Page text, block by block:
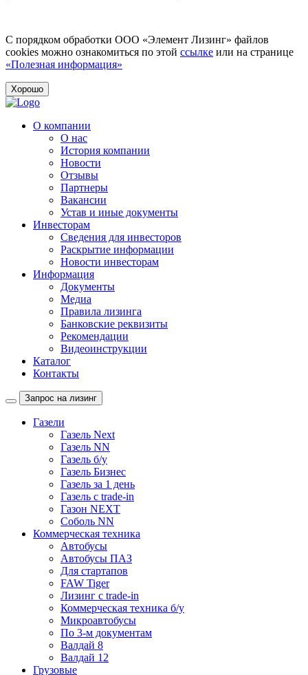
С порядком обработки ООО «Элемент Лизинг» файлов
cookies можно ознакомиться по этой ссылке или на странице
«Полезная информация»
Хорошо
О компании
О нас
История компании
Новости
Отзывы
Партнеры
Вакансии
Устав и иные документы
Инвесторам
Сведения для инвесторов
Раскрытие информации
Новости инвесторам
Информация
Документы
Медиа
Правила лизинга
Банковские реквизиты
Рекомендации
Видеоинструкции
Каталог
Контакты
Запрос на лизинг
Газели
Газель Next
Газель NN
Газель б/у
Газель Бизнес
Газель за 1 день
Газель с trade-in
Газон NEXT
Соболь NN
Коммерческая техника
Автобусы
Автобусы ПАЗ
Для стартапов
FAW Tiger
Лизинг с trade-in
Коммерческая техника б/у
Микроавтобусы
По 3-м документам
Валдай 8
Валдай 12
Грузовые